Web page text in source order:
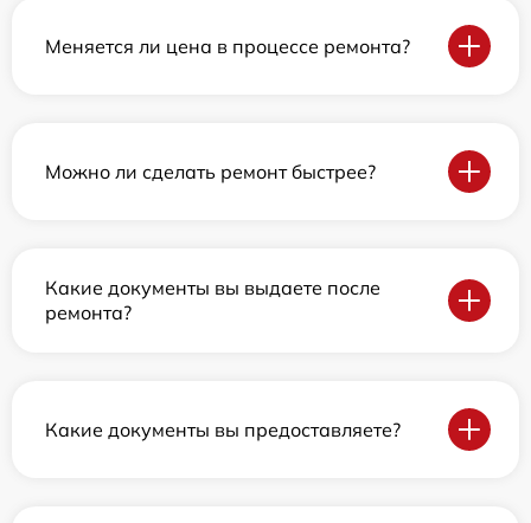
Меняется ли цена в процессе ремонта?
Можно ли сделать ремонт быстрее?
Какие документы вы выдаете после
ремонта?
Какие документы вы предоставляете?